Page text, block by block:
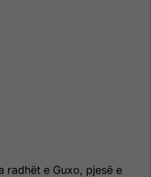
radhët e Guxo, pjesë e